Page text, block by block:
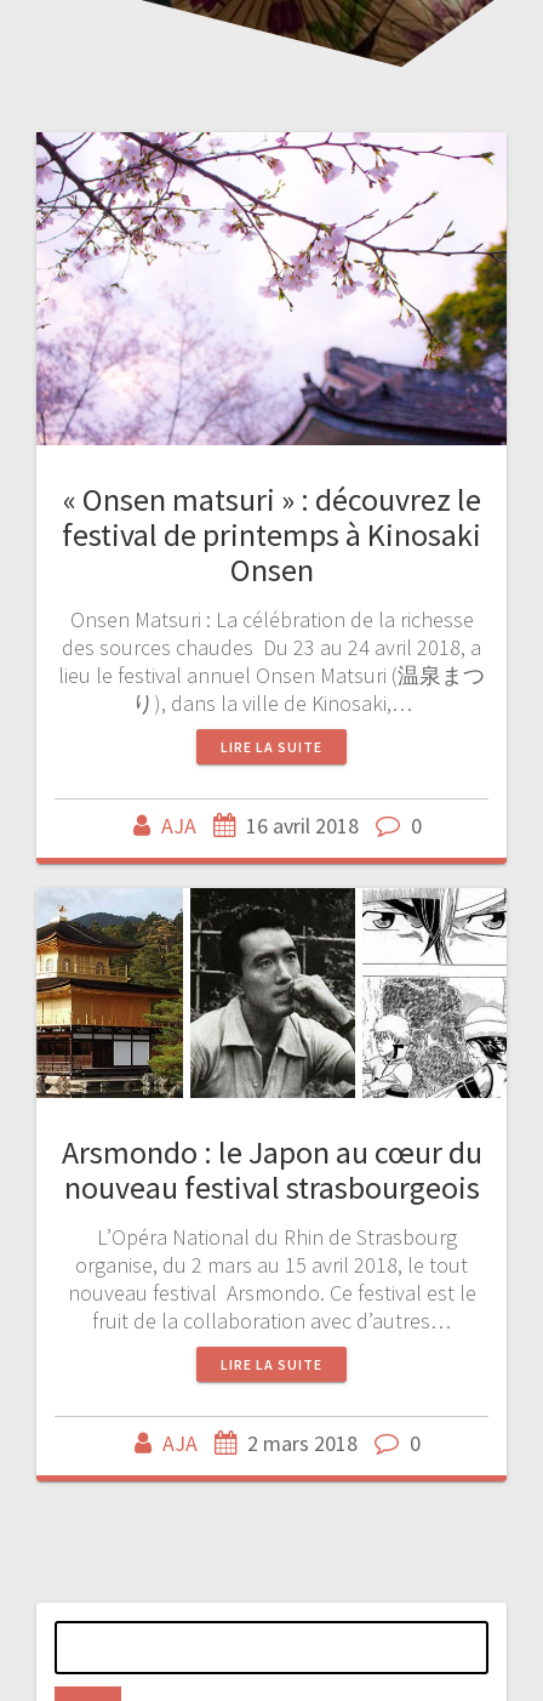
« Onsen matsuri » : découvrez le
festival de printemps à Kinosaki
Onsen
Onsen Matsuri : La célébration de la richesse
des sources chaudes Du 23 au 24 avril 2018, a
lieu le festival annuel Onsen Matsuri (温泉まつ
り), dans la ville de Kinosaki,…
LIRE LA SUITE
AJA 16 avril 2018 0
Arsmondo : le Japon au cœur du
nouveau festival strasbourgeois
L’Opéra National du Rhin de Strasbourg
organise, du 2 mars au 15 avril 2018, le tout
nouveau festival Arsmondo. Ce festival est le
fruit de la collaboration avec d’autres…
LIRE LA SUITE
AJA 2 mars 2018 0